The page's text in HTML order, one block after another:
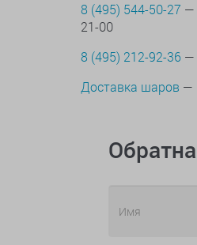
8 (495) 544-50-27 —
21-00
8 (495) 212-92-36 —
Доставка шаров —